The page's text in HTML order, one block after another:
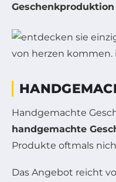
Geschenkproduktion
Handgemachte
handgemachte
Produkte oftmals
Das Angebot reicht